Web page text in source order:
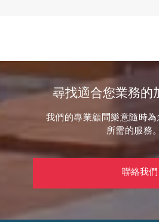
尋找適合您業務的
我們的專業顧問樂意隨時
所需的服務。
聯絡我們